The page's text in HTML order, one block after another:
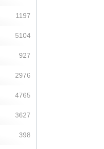
1197
5104
927
2976
4765
3627
398